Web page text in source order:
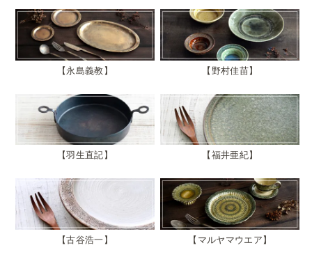
永島義教 野村佳苗
羽生直記 福井亜紀
古谷浩一 マルヤマウエア